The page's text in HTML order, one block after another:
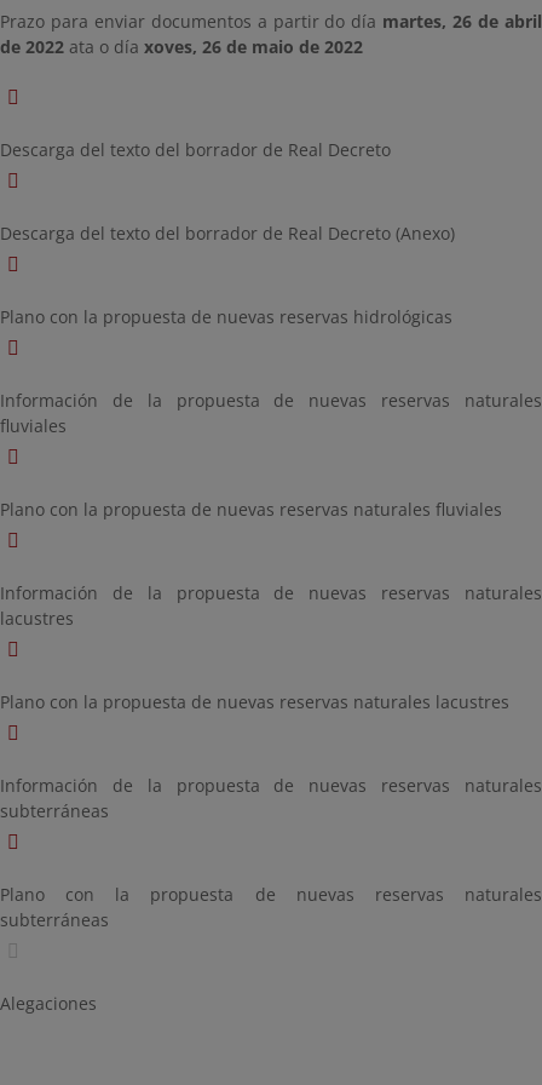
Prazo para enviar documentos a partir do día martes, 26 de abril
de 2022 ata o día xoves, 26 de maio de 2022
Descarga del texto del borrador de Real Decreto
Descarga del texto del borrador de Real Decreto (Anexo)
Plano con la propuesta de nuevas reservas hidrológicas
Información de la propuesta de nuevas reservas naturales
fluviales
Plano con la propuesta de nuevas reservas naturales fluviales
Información de la propuesta de nuevas reservas naturales
lacustres
Plano con la propuesta de nuevas reservas naturales lacustres
Información de la propuesta de nuevas reservas naturales
subterráneas
Plano con la propuesta de nuevas reservas naturales
subterráneas
Alegaciones